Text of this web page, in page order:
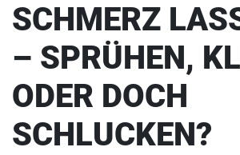
SCHMERZ
– SPRÜHEN,
ODER DOCH
SCHLUCKEN?